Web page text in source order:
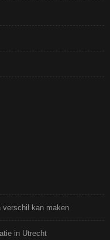
verschil kan maken
in Utrecht